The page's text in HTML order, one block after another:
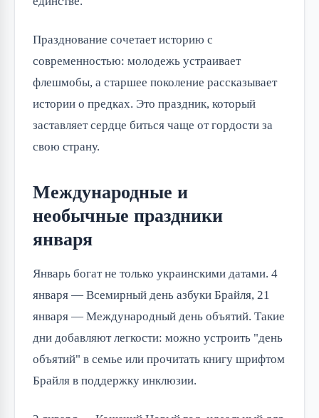
Празднование сочетает историю с
современностью: молодежь устраивает
флешмобы, а старшее поколение рассказывает
истории о предках. Это праздник, который
заставляет сердце биться чаще от гордости за
свою страну.
Международные и
необычные праздники
января
Январь богат не только украинскими датами. 4
января — Всемирный день азбуки Брайля, 21
января — Международный день объятий. Такие
дни добавляют легкости: можно устроить "день
объятий" в семье или прочитать книгу шрифтом
Брайля в поддержку инклюзии.